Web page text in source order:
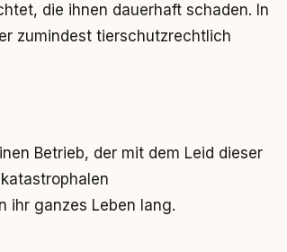
die ihnen dauerhaft schaden. In
zumindest tierschutzrechtlich
Betrieb, der mit dem Leid dieser
ihr ganzes Leben lang.